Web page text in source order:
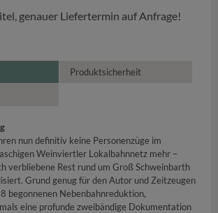
genauer Liefertermin auf Anfrage!
Produktsicherheit
nun definitiv keine Personenzüge im
Weinviertler Lokalbahnnetz mehr –
verbliebene Rest rund um Groß Schweinbarth
Grund genug für den Autor und Zeitzeugen
begonnenen Nebenbahnreduktion,
eine profunde zweibändige Dokumentation